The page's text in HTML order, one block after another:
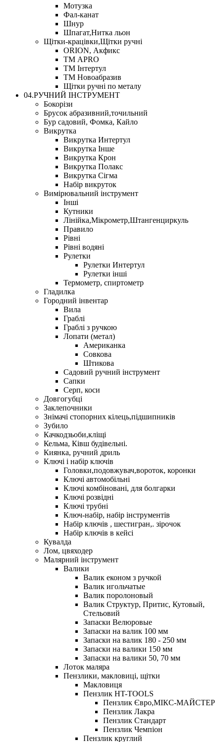
Мотузка
Фал-канат
Шнур
Шпагат,Нитка льон
Щітки-крацівки,Щітки ручні
ORION, Акфикс
ТМ APRO
ТМ Інтертул
ТМ Новоабразив
Щітки ручні по металу
04.РУЧНИЙ ІНСТРУМЕНТ
Бокорізи
Брусок абразивний,точильний
Бур садовий, Фомка, Кайло
Викрутка
Викрутка Интертул
Викрутка Інше
Викрутка Крон
Викрутка Полакс
Викрутка Сігма
Набір викруток
Вимірювальний інструмент
Інші
Кутники
Лінійка,Мікрометр,Штангенциркуль
Правило
Рівні
Рівні водяні
Рулетки
Рулетки Интертул
Рулетки інші
Термометр, спиртометр
Гладилка
Городний інвентар
Вила
Граблі
Граблі з ручкою
Лопати (метал)
Американка
Совкова
Штикова
Садовий ручний інструмент
Сапки
Серп, коси
Довгогубці
Заклепочники
Знімачі стопорних кілець,підшипників
Зубило
Качкодзьоби,кліщі
Кельма, Ківш будівельні.
Киянка, ручний дриль
Ключі і набір ключів
Головки,подовжувач,вороток, коронки
Ключі автомобільні
Ключі комбіновані, для болгарки
Ключі розвідні
Ключі трубні
Ключ-набір, набір інструментів
Набір ключів , шестигран,. зірочок
Набір ключів в кейсі
Кувалда
Лом, цвяходер
Малярний інструмент
Валики
Валик економ з ручкой
Валик игольчатые
Валик поролоновый
Валик Структур, Притис, Кутовый,
Стельовий
Запаски Велюровые
Запаски на валик 100 мм
Запаски на валик 180 - 250 мм
Запаски на валики 150 мм
Запаски на валики 50, 70 мм
Лоток маляра
Пензлики, макловиці, щітки
Макловиця
Пензлик HT-TOOLS
Пензлик Євро,МІКС-МАЙСТЕР
Пензлик Лакра
Пензлик Стандарт
Пензлик Чемпіон
Пензлик круглий